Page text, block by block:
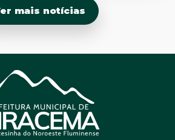
mais notícias